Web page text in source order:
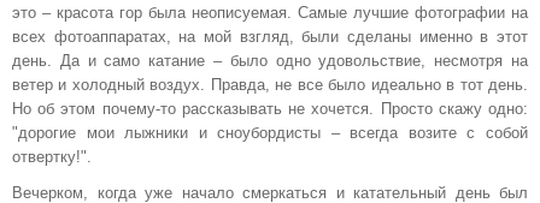
это – красота гор была неописуемая. Самые лучшие фотографии на
всех фотоаппаратах, на мой взгляд, были сделаны именно в этот
день. Да и само катание – было одно удовольствие, несмотря на
ветер и холодный воздух. Правда, не все было идеально в тот день.
Но об этом почему-то рассказывать не хочется. Просто скажу одно:
"дорогие мои лыжники и сноубордисты – всегда возите с собой
отвертку!".
Вечерком, когда уже начало смеркаться и катательный день был